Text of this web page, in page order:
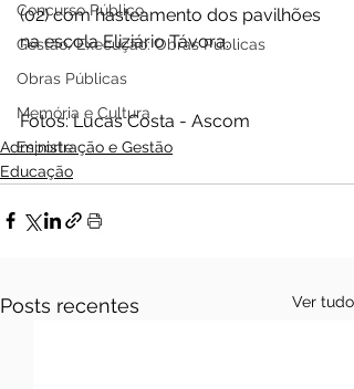
Concurso Público
Gestão/Execução: Obras Públicas
Obras Públicas
Memória e Cultura
Esporte
(02) com hasteamento dos pavilhões
na escola Eliziário Távora.
Fotos: Lucas Costa - Ascom
Administração e Gestão
Educação
Posts recentes Ver tudo